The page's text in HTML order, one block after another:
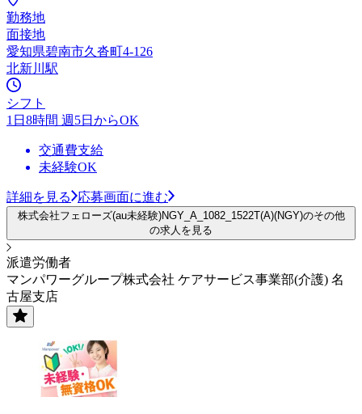
勤務地
面接地
愛知県碧南市久沓町4-126
北新川駅
シフト
1日8時間 週5日からOK
交通費支給
未経験OK
詳細を見る 応募画面に進む
株式会社フェローズ(au未経験)NGY_A_1082_1522T(A)(NGY)のその他
の求人を見る
派遣労働者
マンパワーグループ株式会社 ケアサービス事業部(介護) 名
古屋支店